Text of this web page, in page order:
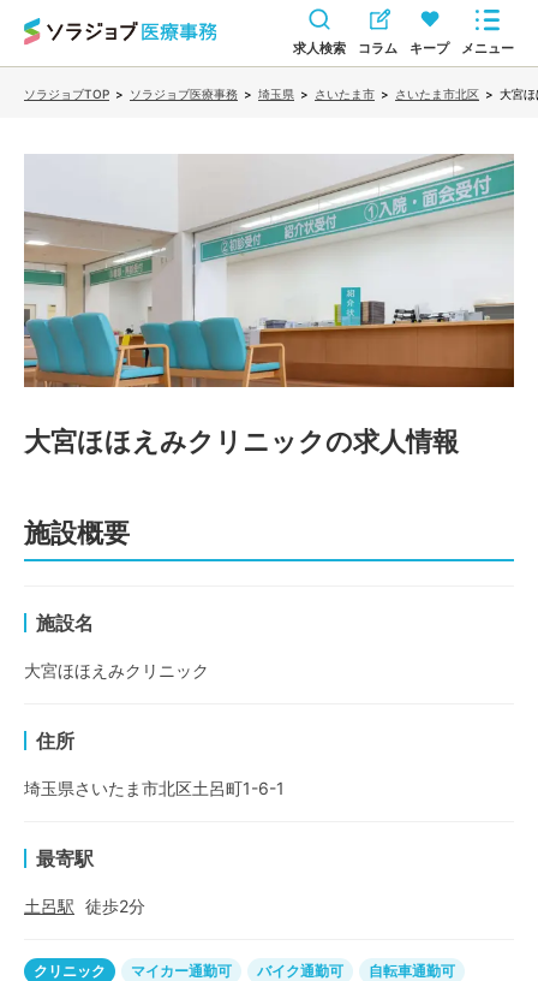
求人検索 コラム キープ メニュー
ソラジョブTOP > ソラジョブ医療事務 > 埼玉県 > さいたま市 > さいたま市北区 > 大宮
大宮ほほえみクリニックの求人情報
施設概要
施設名
大宮ほほえみクリニック
住所
埼玉県さいたま市北区土呂町1-6-1
最寄駅
土呂駅 徒歩2分
クリニック マイカー通勤可 バイク通勤可
自転車通勤可